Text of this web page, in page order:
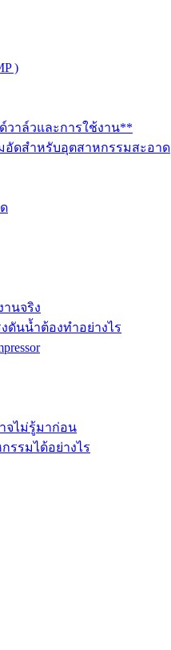
)
าล์วและการใช้งาน**
อัดสำหรับอุตสาหกรรมสะอาด
านจริง
ดันน้ำต้องทำอย่างไร
จไม่รู้มาก่อน
รรมได้อย่างไร